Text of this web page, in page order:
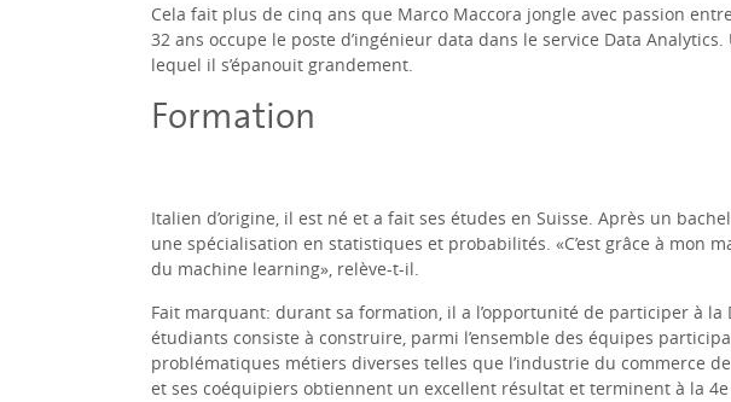
Cela fait plus de cinq ans que Marco Maccora jongle avec passion
32 ans occupe le poste d’ingénieur data dans le service Data
lequel il s’épanouit grandement.
Formation
Italien d’origine, il est né et a fait ses études en Suisse. Après un
une spécialisation en statistiques et probabilités. «C’est grâce à mon
du machine learning», relève-t-il.
Fait marquant: durant sa formation, il a l’opportunité de participer à la
étudiants consiste à construire, parmi l’ensemble des équipes
problématiques métiers diverses telles que l’industrie du commerce
et ses coéquipiers obtiennent un excellent résultat et terminent à la